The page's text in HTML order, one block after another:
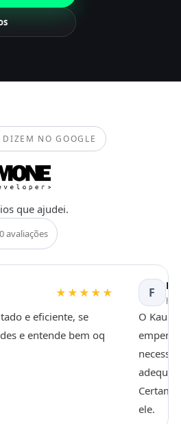
NO GOOGLE
que ajudei.
avaliações
★★★★★
e eficiente, se
e entende bem oq
F
há
O Kaue
ele.